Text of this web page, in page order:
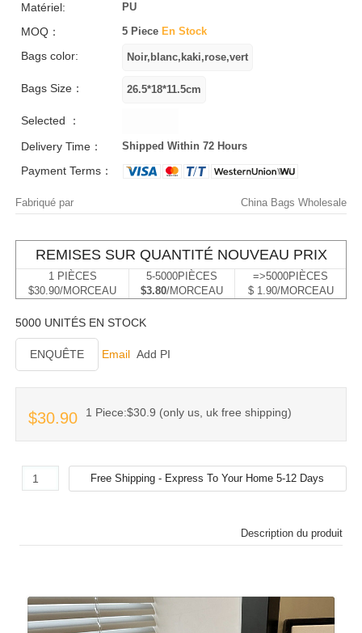
Matériel: PU
MOQ： 5 Piece En Stock
Bags color:
Bags Size：
Selected ：
Delivery Time：
Shipped Within 72 Hours
Payment Terms：
Fabriqué par China Bags Wholesale
REMISES SUR QUANTITÉ NOUVEAU PRIX
1 PIÈCES
$30.90/MORCEAU
5-5000PIÈCES
$3.80/MORCEAU
=>5000PIÈCES
$ 1.90/MORCEAU
5000 UNITÉS EN STOCK
ENQUÊTE Email Add PI
$30.90 1 Piece:$30.9 (only us, uk free shipping)
Description du produit